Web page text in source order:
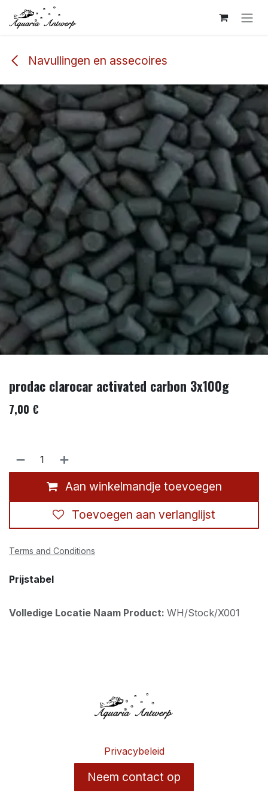
Overslaan naar inhoud
Navullingen en assecoires
prodac clarocar activated carbon 3x100g
7,00 €
Aan winkelmandje toevoegen
Toevoegen aan verlanglijst
Terms and Conditions
Prijstabel
Volledige Locatie Naam Product: WH/Stock/X001
Privacybeleid
Neem contact op